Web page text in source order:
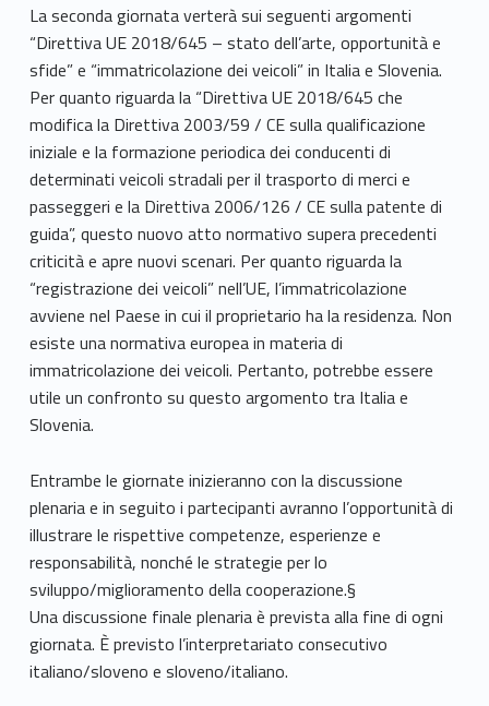
La seconda giornata verterà sui seguenti argomenti
“Direttiva UE 2018/645 – stato dell’arte, opportunità e
sfide” e “immatricolazione dei veicoli” in Italia e Slovenia.
Per quanto riguarda la “Direttiva UE 2018/645 che
modifica la Direttiva 2003/59 / CE sulla qualificazione
iniziale e la formazione periodica dei conducenti di
determinati veicoli stradali per il trasporto di merci e
passeggeri e la Direttiva 2006/126 / CE sulla patente di
guida”, questo nuovo atto normativo supera precedenti
criticità e apre nuovi scenari. Per quanto riguarda la
“registrazione dei veicoli” nell’UE, l’immatricolazione
avviene nel Paese in cui il proprietario ha la residenza. Non
esiste una normativa europea in materia di
immatricolazione dei veicoli. Pertanto, potrebbe essere
utile un confronto su questo argomento tra Italia e
Slovenia.
Entrambe le giornate inizieranno con la discussione
plenaria e in seguito i partecipanti avranno l’opportunità di
illustrare le rispettive competenze, esperienze e
responsabilità, nonché le strategie per lo
sviluppo/miglioramento della cooperazione.§
Una discussione finale plenaria è prevista alla fine di ogni
giornata. È previsto l’interpretariato consecutivo
italiano/sloveno e sloveno/italiano.